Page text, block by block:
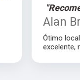
Alan
Ótimo
excelente,